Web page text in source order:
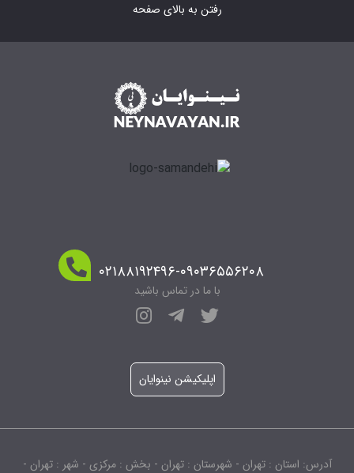
رفتن به بالای صفحه
۰۲۱۸۸۱۹۲۴۹۶-۰۹۰۳۶۵۵۶۲۰۸
با ما در تماس باشید
اپلیکیشن نینوایان
آدرس: استان : تهران - شهرستان : تهران - بخش : مرکزی - شهر : تهران -